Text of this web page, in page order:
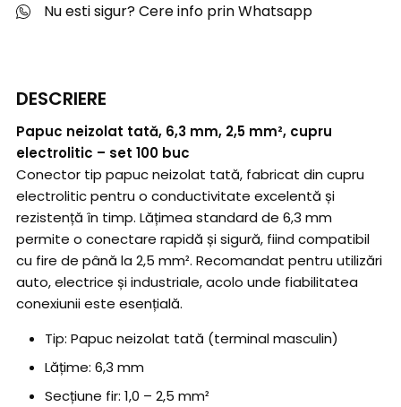
Nu esti sigur? Cere info prin Whatsapp
DESCRIERE
Papuc neizolat tată, 6,3 mm, 2,5 mm², cupru
electrolitic – set 100 buc
Conector tip papuc neizolat tată, fabricat din cupru
electrolitic pentru o conductivitate excelentă și
rezistență în timp. Lățimea standard de 6,3 mm
permite o conectare rapidă și sigură, fiind compatibil
cu fire de până la 2,5 mm². Recomandat pentru utilizări
auto, electrice și industriale, acolo unde fiabilitatea
conexiunii este esențială.
Tip: Papuc neizolat tată (terminal masculin)
Lățime: 6,3 mm
Secțiune fir: 1,0 – 2,5 mm²